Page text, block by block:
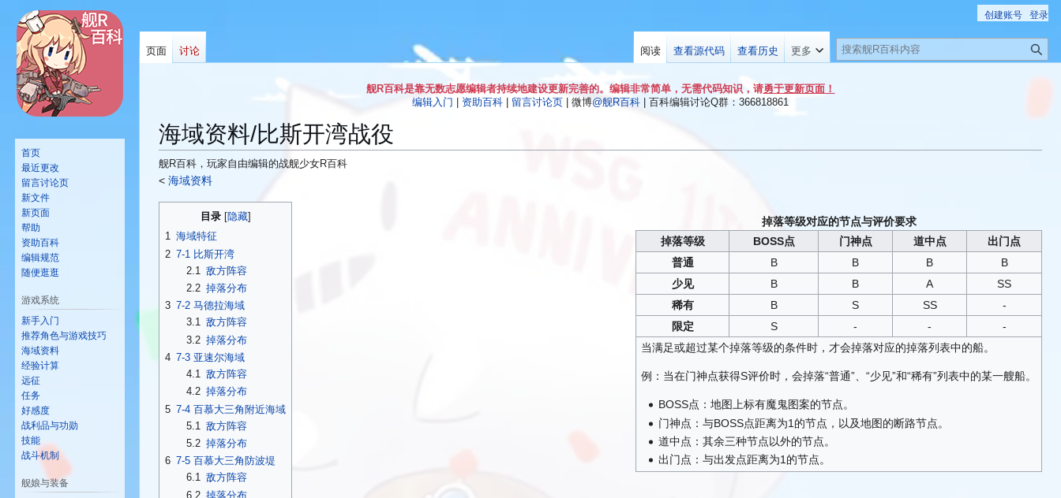
舰R百科是靠无数志愿编辑者持续地建设更新完善的。编辑非常简单，无需代码知识，请勇于更新页面！
编辑入门
资助百科 留言讨论页 | 微博@舰R百科 | 百科编辑讨论Q群：366818861
海域资料/比斯开湾战役
舰R百科，玩家自由编辑的战舰少女R百科
< 海域资料
导
搜
掉落等级对应的节点与评价要求
掉落等级
BOSS点 门神点 道中点
出门点
普通
B B B
B
少见
B B A
SS
稀有
B S SS
-
限定
S - -
-
当满足或超过某个掉落等级的条件时，才会掉落对应的掉落列表中的船。
例：当在门神点获得S评价时，会掉落“普通”、“少见”和“稀有”列表中的某一艘船。
BOSS点：地图上标有魔鬼图案的节点。
门神点：与BOSS点距离为1的节点，以及地图的断路节点。
道中点：其余三种节点以外的节点。
出门点：与出发点距离为1的节点。
目录
1 海域特征
2 7-1 比斯开湾
2.1 敌方阵容
2.2 掉落分布
3 7-2 马德拉海域
3.1 敌方阵容
3.2 掉落分布
4 7-3 亚速尔海域
4.1
敌方阵容
4.2 掉落分布
5 7-4 百慕大三角附近海域
5.1 敌方阵容
5.2 掉落分布
6 7-5 百慕大三角防波堤
6.1 敌方阵容
6.2 掉落分布
创建账号 登录
页面 讨论 阅读 查看源代码 查看历史 更多
搜
索
首页
最近更改
留言讨论页
新文件
新页面
帮助
资助百科
编辑规范
随便逛逛
游戏系统
新手入门
推荐角色与游戏技巧
海域资料
经验计算
远征
任务
好感度
战利品与功勋
技能
战斗机制
舰娘与装备